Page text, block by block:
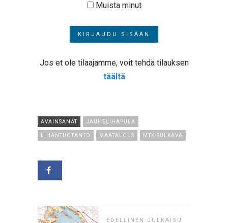
Muista minut
Jos et ole tilaajamme, voit tehdä tilauksen
täältä
AVAINSANAT JAUHELIHAPULA
LIHANTUOTANTO MAATALOUS MTK-SULKAVA
EDELLINEN JULKAISU